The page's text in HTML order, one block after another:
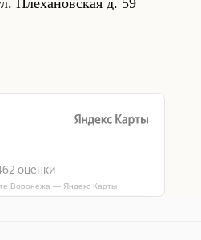
Воронежа — Яндекс Карты